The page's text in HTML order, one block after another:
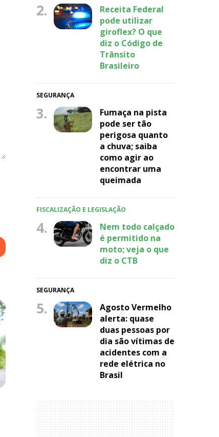
2.
Receita Federal
pode utilizar
giroflex? O que
diz o Código de
Trânsito
Brasileiro
SEGURANÇA
3.
Fumaça na pista
pode ser tão
perigosa quanto
a chuva; saiba
como agir ao
encontrar uma
queimada
FISCALIZAÇÃO E LEGISLAÇÃO
4.
Nem todo calçado
é permitido na
moto; veja o que
diz o CTB
SEGURANÇA
5.
Agosto Vermelho
alerta: quase
duas pessoas por
dia são vítimas de
acidentes com a
rede elétrica no
Brasil